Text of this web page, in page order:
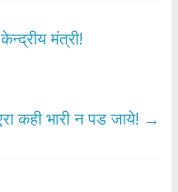
मंत्री!
कही भारी न पड जाये! →